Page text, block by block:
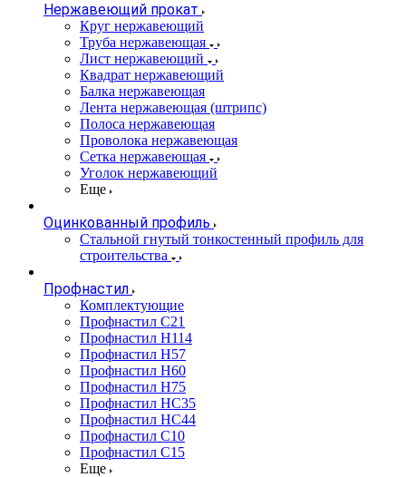
Нержавеющий прокат
Круг нержавеющий
Труба нержавеющая
Лист нержавеющий
Квадрат нержавеющий
Балка нержавеющая
Лента нержавеющая (штрипс)
Полоса нержавеющая
Проволока нержавеющая
Сетка нержавеющая
Уголок нержавеющий
Еще
Оцинкованный профиль
Стальной гнутый тонкостенный профиль для
строительства
Профнастил
Комплектующие
Профнастил C21
Профнастил Н114
Профнастил Н57
Профнастил Н60
Профнастил Н75
Профнастил НС35
Профнастил НС44
Профнастил С10
Профнастил С15
Еще